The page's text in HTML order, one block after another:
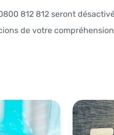
812 812 seront
de votre